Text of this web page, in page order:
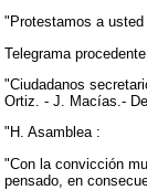
"Protestamos a
Telegrama
"Ciudadanos
Ortiz. - J. Macías.-
"H. Asamblea :
"Con la convicción
pensado, en